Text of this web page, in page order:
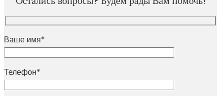
Ваше имя*
Телефон*